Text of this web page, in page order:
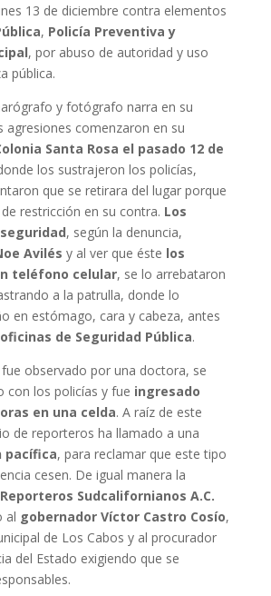
13 de diciembre contra elementos
, Policía Preventiva y
, por abuso de autoridad y uso
pública.
y fotógrafo narra en su
agresiones comenzaron en su
Santa Rosa el pasado 12 de
los sustrajeron los policías,
que se retirara del lugar porque
restricción en su contra. Los
, según la denuncia,
Avilés y al ver que éste los
teléfono celular, se lo arrebataron
a la patrulla, donde lo
en estómago, cara y cabeza, antes
oficinas de Seguridad Pública.
observado por una doctora, se
con los policías y fue ingresado
en una celda. A raíz de este
de reporteros ha llamado a una
pacífica, para reclamar que este tipo
cesen. De igual manera la
Sudcalifornianos A.C.
al gobernador Víctor Castro Cosío,
de Los Cabos y al procurador
del Estado exigiendo que se